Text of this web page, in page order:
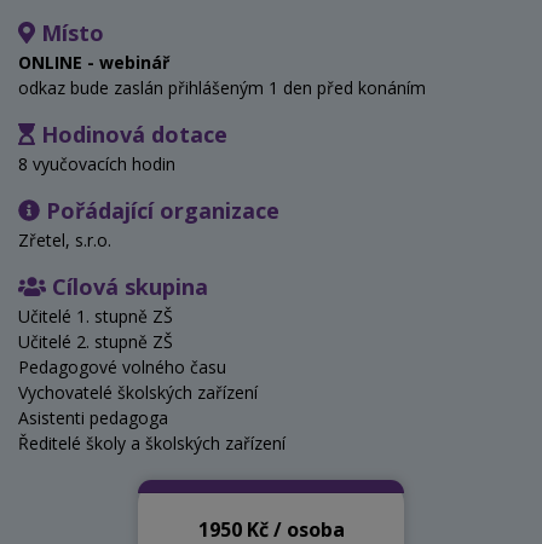
Místo
ONLINE - webinář
odkaz bude zaslán přihlášeným 1 den před konáním
Hodinová dotace
8 vyučovacích hodin
Pořádající organizace
Zřetel, s.r.o.
Cílová skupina
Učitelé 1. stupně ZŠ
Učitelé 2. stupně ZŠ
Pedagogové volného času
Vychovatelé školských zařízení
Asistenti pedagoga
Ředitelé školy a školských zařízení
1950 Kč / osoba